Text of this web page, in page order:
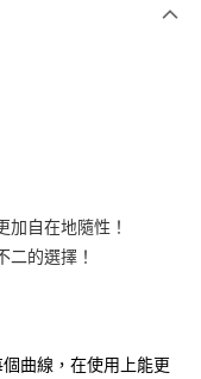
付方式。 讓您購物簡單
加自在地隨性！
二的選擇！
曲線，在使用上能更